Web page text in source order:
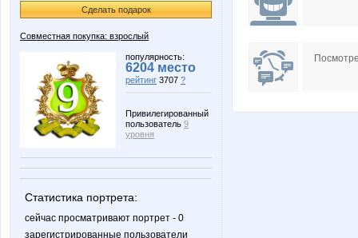
Сделать подарок
Совместная покупка: взрослый
популярность:
6204 место
рейтинг 3707 ?
Привилегированный
пользователь 9
уровня
Статистика портрета:
сейчас просматривают портрет - 0
зарегистрированные пользователи
Gala N